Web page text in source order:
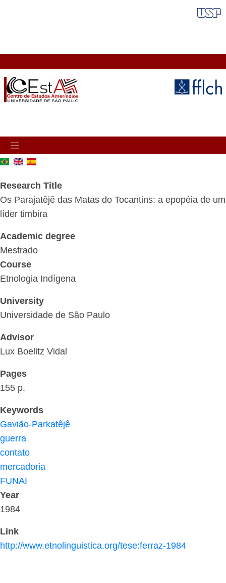
MAIN
NAVIGATION
Research Title
Os Parajatêjê das Matas do Tocantins: a epopéia de um
líder timbira
Academic degree
Mestrado
Course
Etnologia Indígena
University
Universidade de São Paulo
Advisor
Lux Boelitz Vidal
Pages
155 p.
Keywords
Gavião-Parkatêjê
guerra
contato
mercadoria
FUNAI
Year
1984
Link
http://www.etnolinguistica.org/tese:ferraz-1984